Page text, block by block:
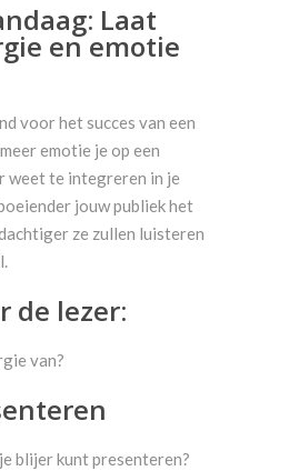
Laat
en emotie
voor het succes van een
emotie je op een
weet te integreren in je
jouw publiek het
ze zullen luisteren
de lezer:
van?
blijer kunt presenteren?